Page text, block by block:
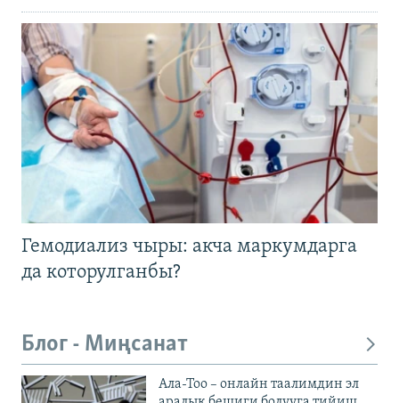
Гемодиализ чыры: акча маркумдарга
да которулганбы?
Блог - Миңсанат
Ала-Тоо – онлайн таалимдин эл